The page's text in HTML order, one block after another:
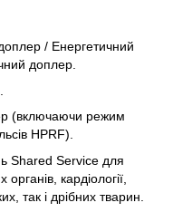
/ Енергетичний
доплер.
(включаючи режим
HPRF).
Shared Service для
кардіології,
так і дрібних тварин.